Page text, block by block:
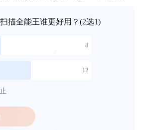
钉，需先导出文件，导出过程会改变原文件
描全能王谁更好用？ (2选1)
8
12